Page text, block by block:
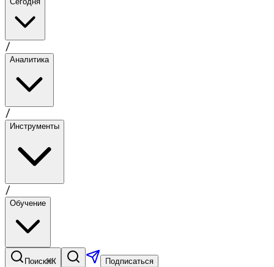
/
Аналитика
/
Инструменты
/
Обучение
Поиск⌘K Подписаться